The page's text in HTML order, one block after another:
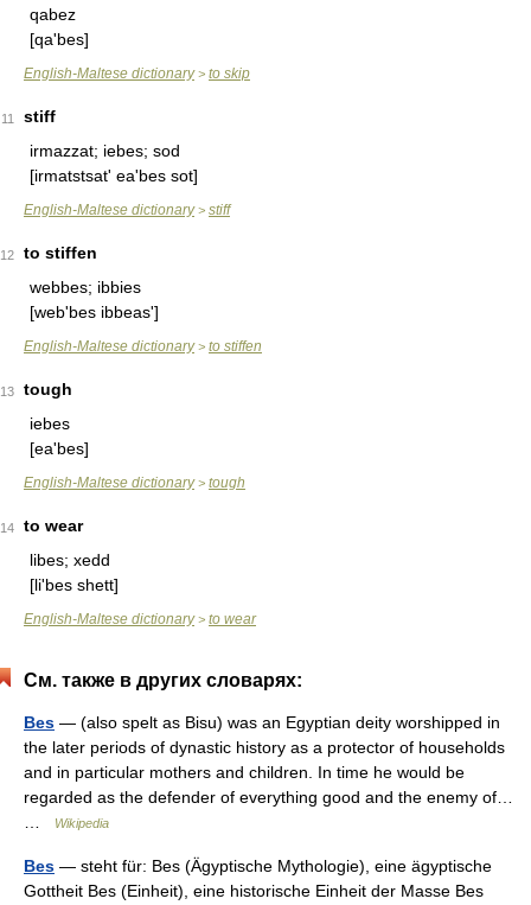
qabez
[qa'bes]
English-Maltese dictionary> to skip
11
stiff
irmazzat; iebes; sod
[irmatstsat' ea'bes sot]
English-Maltese dictionary> stiff
12
to stiffen
webbes; ibbies
[web'bes ibbeas']
English-Maltese dictionary> to stiffen
13
tough
iebes
[ea'bes]
English-Maltese dictionary> tough
14
to wear
libes; xedd
[li'bes shett]
English-Maltese dictionary> to wear
См. также в других словарях:
Bes — (also spelt as Bisu) was an Egyptian deity worshipped in
the later periods of dynastic history as a protector of households
and in particular mothers and children. In time he would be
regarded as the defender of everything good and the enemy of…
Wikipedia
Bes — steht für: Bes (Ägyptische Mythologie), eine ägyptische
Gottheit Bes (Einheit), eine historische Einheit der Masse Bes